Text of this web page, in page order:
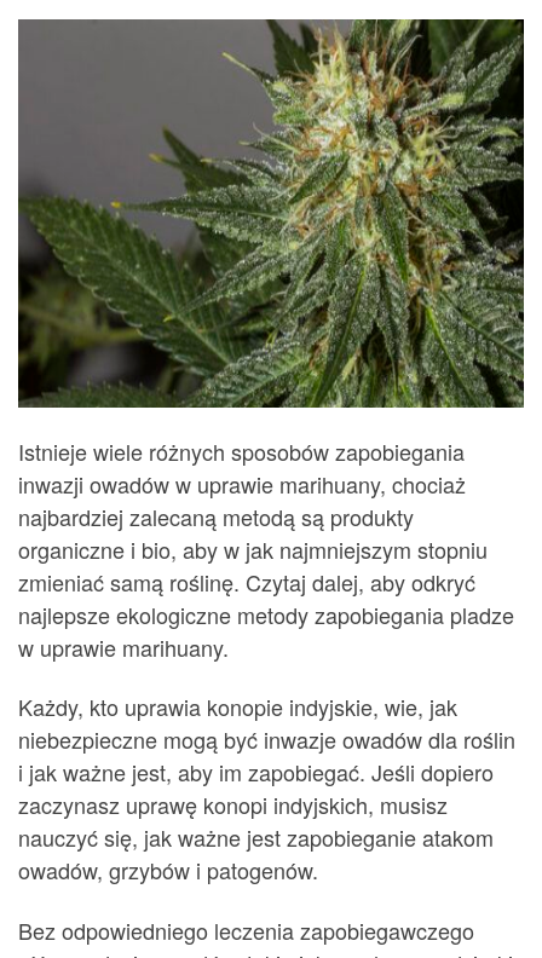
Istnieje wiele różnych sposobów zapobiegania
inwazji owadów w uprawie marihuany, chociaż
najbardziej zalecaną metodą są produkty
organiczne i bio, aby w jak najmniejszym stopniu
zmieniać samą roślinę. Czytaj dalej, aby odkryć
najlepsze ekologiczne metody zapobiegania pladze
w uprawie marihuany.
Każdy, kto uprawia konopie indyjskie, wie, jak
niebezpieczne mogą być inwazje owadów dla roślin
i jak ważne jest, aby im zapobiegać. Jeśli dopiero
zaczynasz uprawę konopi indyjskich, musisz
nauczyć się, jak ważne jest zapobieganie atakom
owadów, grzybów i patogenów.
Bez odpowiedniego leczenia zapobiegawczego